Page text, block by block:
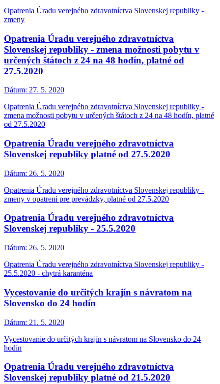
Opatrenia Úradu verejného zdravotníctva Slovenskej republiky -
zmeny
Opatrenia Úradu verejného zdravotníctva
Slovenskej republiky - zmena možnosti pobytu v
určených štátoch z 24 na 48 hodín, platné od
27.5.2020
Dátum: 27. 5. 2020
Opatrenia Úradu verejného zdravotníctva Slovenskej republiky -
zmena možnosti pobytu v určených štátoch z 24 na 48 hodín, platné
od 27.5.2020
Opatrenia Úradu verejného zdravotníctva
Slovenskej republiky platné od 27.5.2020
Dátum: 26. 5. 2020
Opatrenia Úradu verejného zdravotníctva Slovenskej republiky -
zmeny v opatrení pre prevádzky, platné od 27.5.2020
Opatrenia Úradu verejného zdravotníctva
Slovenskej republiky - 25.5.2020
Dátum: 26. 5. 2020
Opatrenia Úradu verejného zdravotníctva Slovenskej republiky -
25.5.2020 - chytrá karanténa
Vycestovanie do určitých krajín s návratom na
Slovensko do 24 hodín
Dátum: 21. 5. 2020
Vycestovanie do určitých krajín s návratom na Slovensko do 24
hodín
Opatrenia Úradu verejného zdravotníctva
Slovenskej republiky platné od 21.5.2020